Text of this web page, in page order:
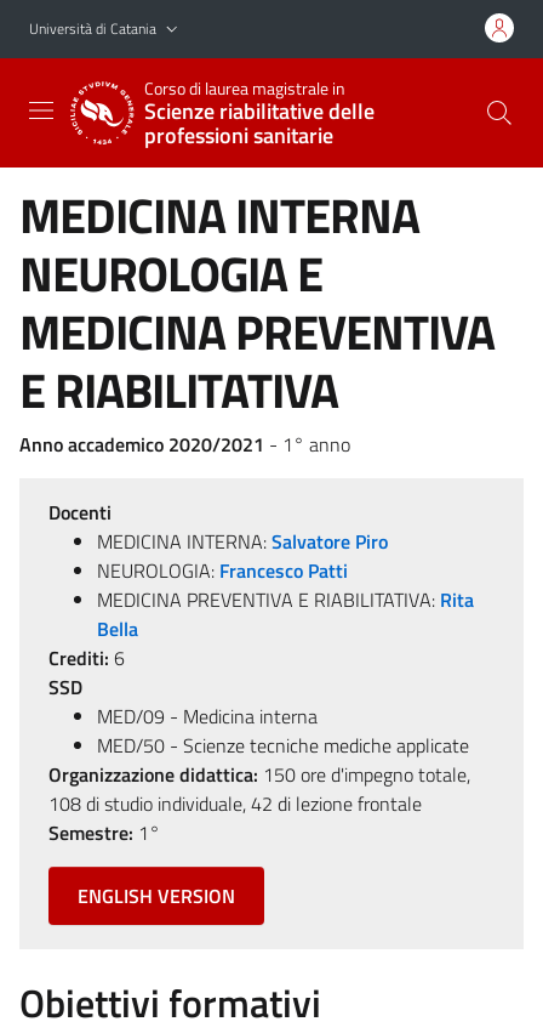
Vai al contenuto principale
Vai al menu di navigazione
Università di Catania
Corso di laurea magistrale in
Scienze riabilitative delle
professioni sanitarie
MEDICINA INTERNA
NEUROLOGIA E
MEDICINA PREVENTIVA
E RIABILITATIVA
Anno accademico 2020/2021 - 1° anno
Docenti
MEDICINA INTERNA:Salvatore Piro
NEUROLOGIA: Francesco Patti
MEDICINA PREVENTIVA E RIABILITATIVA: Rita
Bella
Crediti: 6
SSD
MED/09 - Medicina interna
MED/50 - Scienze tecniche mediche applicate
Organizzazione didattica: 150 ore d'impegno totale,
108 di studio individuale, 42 di lezione frontale
Semestre: 1°
ENGLISH VERSION
Obiettivi formativi